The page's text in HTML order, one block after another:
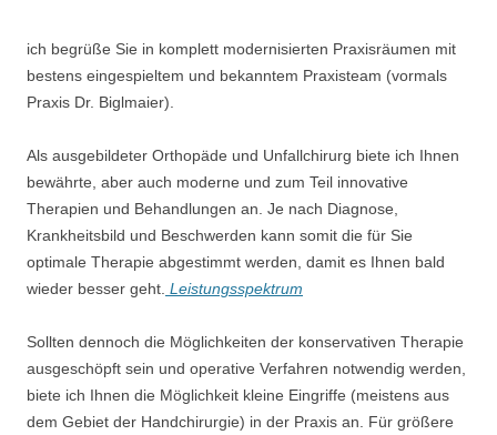
ich begrüße Sie in komplett modernisierten Praxisräumen mit
bestens eingespieltem und bekanntem Praxisteam (vormals
Praxis Dr. Biglmaier).
Als ausgebildeter Orthopäde und Unfallchirurg biete ich Ihnen
bewährte, aber auch moderne und zum Teil innovative
Therapien und Behandlungen an. Je nach Diagnose,
Krankheitsbild und Beschwerden kann somit die für Sie
optimale Therapie abgestimmt werden, damit es Ihnen bald
wieder besser geht. Leistungsspektrum
Sollten dennoch die Möglichkeiten der konservativen Therapie
ausgeschöpft sein und operative Verfahren notwendig werden,
biete ich Ihnen die Möglichkeit kleine Eingriffe (meistens aus
dem Gebiet der Handchirurgie) in der Praxis an. Für größere